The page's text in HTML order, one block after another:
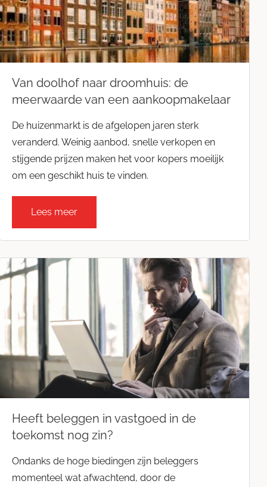
Blog
Contact opnemen
Huis kopen
Huis verkopen
Interieur
Vastgoed
Wet- & regelgeving
Woning aankopen
Woningmarkt
Zakelijke markt
Van doolhof naar droomhuis: de
meerwaarde van een aankoopmakelaar
De huizenmarkt is de afgelopen jaren sterk
veranderd. Weinig aanbod, snelle verkopen en
stijgende prijzen maken het voor kopers moeilijk
om een geschikt huis te vinden.
Lees meer
Heeft beleggen in vastgoed in de
toekomst nog zin?
Ondanks de hoge biedingen zijn beleggers
momenteel wat afwachtend, door de